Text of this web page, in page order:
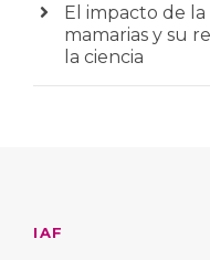
El impacto de
mamarias y su
la ciencia
IAF